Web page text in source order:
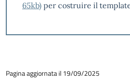
65kb) per costruire il
Pagina aggiornata il 19/09/2025